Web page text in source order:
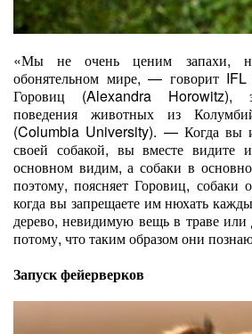
«Мы не очень ценим запахи,
обонятельном мире, — говорит
Горовиц (Alexandra Horowitz),
поведения животных из
(Columbia University). — Когда вы
своей собакой, вы вместе
основном видим, а собаки в
поэтому, поясняет Горовиц, собаки
когда вы запрещаете им нюхать
дерево, невидимую вещь в траве или
потому, что таким образом они
Запуск фейерверков